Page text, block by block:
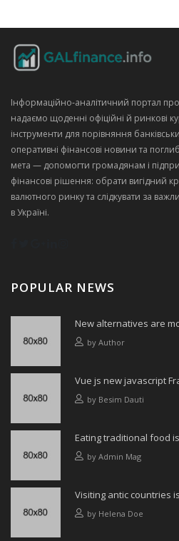
Інформаційно‑аналітичний портал
надаємо щоденні офіційні й ринкові
інструменти для порівняння
оперативні фінансові новини та
мета — допомогти громадянам і
фінансові рішення: обрати вигідний
валютного ринку та слідкувати за
в Україні.
POPULAR NEWS
New alternatives are
by Author
Vue js new javascript
by Besim Dauti
Eating traditional food
by Admin Mag
Visiting antic countries
by Helena Doe